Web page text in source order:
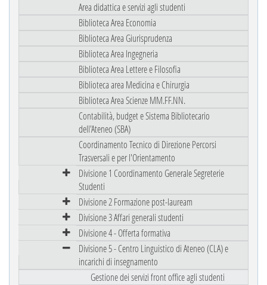
Area didattica e servizi agli studenti
Biblioteca Area Economia
Biblioteca Area Giurisprudenza
Biblioteca Area Ingegneria
Biblioteca Area Lettere e Filosofia
Biblioteca area Medicina e Chirurgia
Biblioteca Area Scienze MM.FF.NN.
Contabilità, budget e Sistema Bibliotecario
dell'Ateneo (SBA)
Coordinamento Tecnico di Direzione Percorsi
Trasversali e per l'Orientamento
Divisione 1 Coordinamento Generale Segreterie
Studenti
Divisione 2 Formazione post-lauream
Divisione 3 Affari generali studenti
Divisione 4 - Offerta formativa
Divisione 5 - Centro Linguistico di Ateneo (CLA) e
incarichi di insegnamento
Gestione dei servizi front office agli studenti